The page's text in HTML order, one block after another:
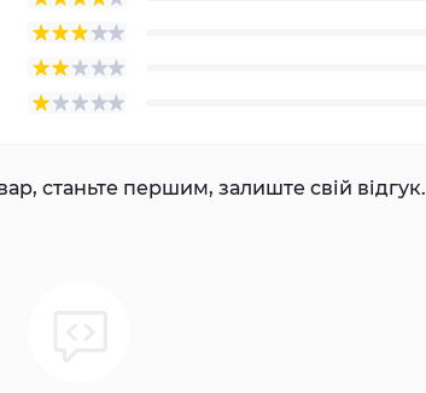
станьте першим, залиште свій відгук.